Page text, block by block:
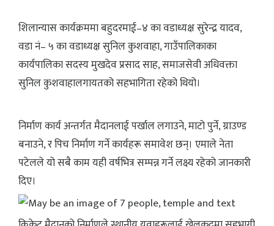
शिलान्यास कार्यक्रममा बहुदरमाई–४ का वडाध्यक्ष सुरेन्द्र यादव,
वडा नं– ५ का वडाध्यक्ष सुनिल कुशवाहा, गाउँपालिकाका
कार्यपालिका सदस्य मुखदेव प्रसाद साह, समाजसेवी अधिवक्ता
सुनिल कुशवाहालगायतको सहभागिता रहेको थियो।
निर्माण कार्य अन्तर्गत मैदानलाई पर्खाल लगाउने, माटो पुर्ने, ग्राउण्ड
बनाउने, र पिच निर्माण गर्ने कार्यहरू समावेश छन्। एमाले नेता
पटेलले यो सबै काम यही वर्षभित्र सम्पन्न गर्ने लक्ष्य रहेको जानकारी
दिए।